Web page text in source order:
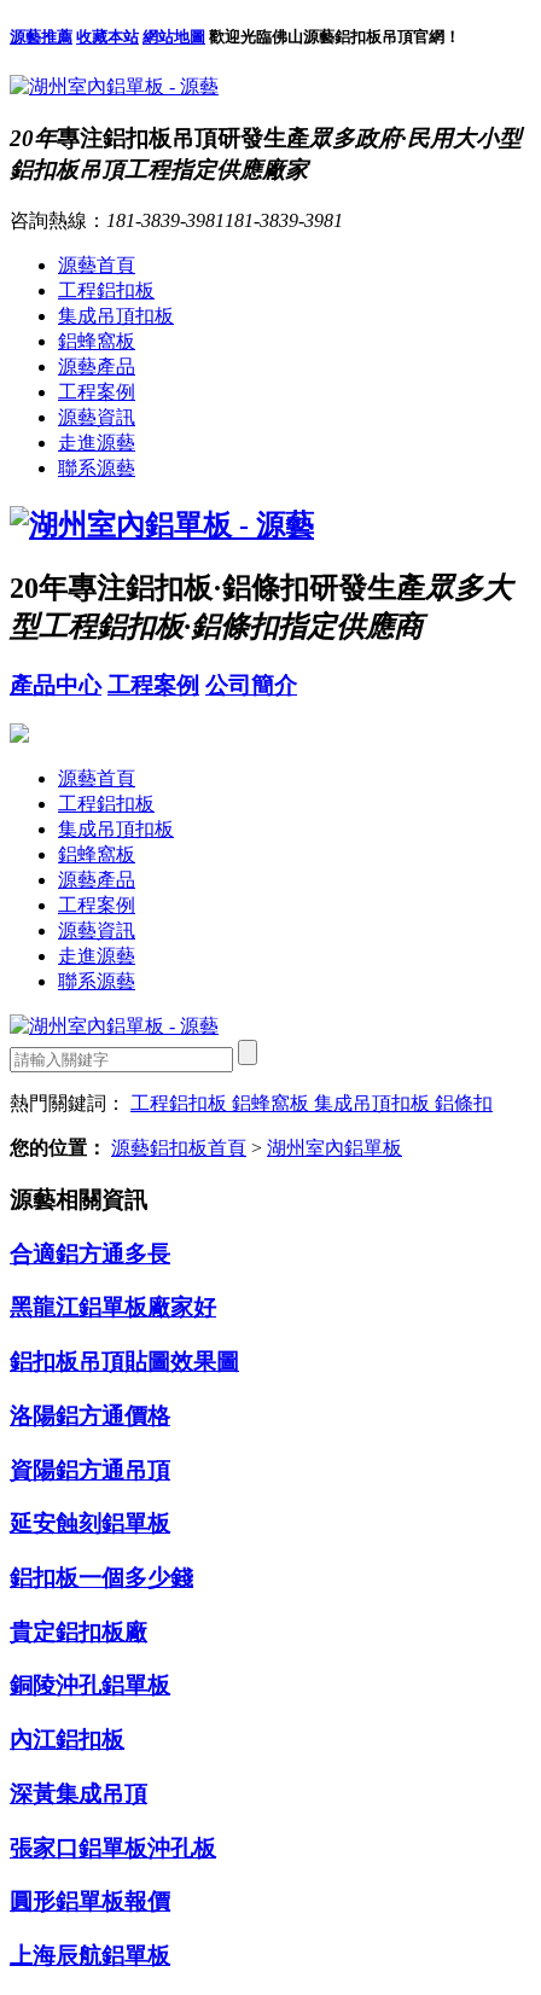
源藝推薦 收藏本站 網站地圖 歡迎光臨佛山源藝鋁扣板吊頂官網！
20年專注鋁扣板吊頂研發生產眾多政府·民用大小型
鋁扣板吊頂工程指定供應廠家
咨詢熱線： 181-3839-3981 181-3839-3981
源藝首頁
工程鋁扣板
集成吊頂扣板
鋁蜂窩板
源藝產品
工程案例
源藝資訊
走進源藝
聯系源藝
20年專注鋁扣板·鋁條扣研發生產眾多大
型工程鋁扣板·鋁條扣指定供應商
產品中心 工程案例 公司簡介
源藝首頁
工程鋁扣板
集成吊頂扣板
鋁蜂窩板
源藝產品
工程案例
源藝資訊
走進源藝
聯系源藝
熱門關鍵詞： 工程鋁扣板 鋁蜂窩板 集成吊頂扣板 鋁條扣
您的位置： 源藝鋁扣板首頁 > 湖州室內鋁單板
源藝相關資訊
合適鋁方通多長
黑龍江鋁單板廠家好
鋁扣板吊頂貼圖效果圖
洛陽鋁方通價格
資陽鋁方通吊頂
延安蝕刻鋁單板
鋁扣板一個多少錢
貴定鋁扣板廠
銅陵沖孔鋁單板
內江鋁扣板
深黃集成吊頂
張家口鋁單板沖孔板
圓形鋁單板報價
上海辰航鋁單板